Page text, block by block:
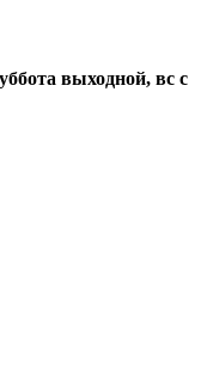
выходной, вс с